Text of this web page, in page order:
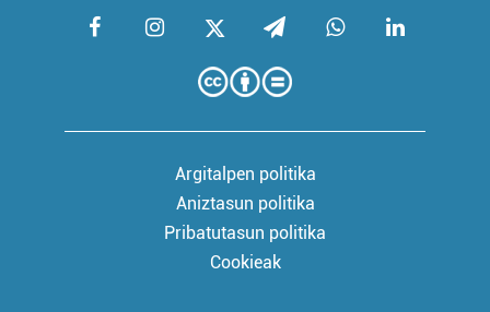
Argitalpen politika
Aniztasun politika
Pribatutasun politika
Cookieak